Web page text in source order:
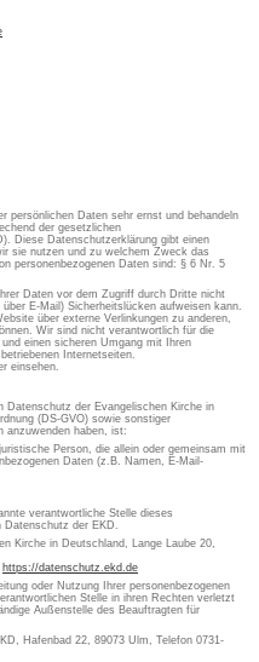
persönlichen Daten sehr ernst und behandeln
der gesetzlichen
Diese Datenschutzerklärung gibt einen
sie nutzen und zu welchem Zweck das
personenbezogenen Daten sind: § 6 Nr. 5
Daten vor dem Zugriff durch Dritte nicht
E-Mail) Sicherheitslücken aufweisen kann.
über externe Verlinkungen zu anderen,
Wir sind nicht verantwortlich für die
einen sicheren Umgang mit Ihren
Internetseiten.
einsehen.
Datenschutz der Evangelischen Kirche in
(DS-GVO) sowie sonstiger
anzuwenden haben, ist:
Person, die allein oder gemeinsam mit
Daten (z.B. Namen, E-Mail-
verantwortliche Stelle dieses
Datenschutz der EKD.
Kirche in Deutschland, Lange Laube 20,
https://datenschutz.ekd.de
oder Nutzung Ihrer personenbezogenen
Stelle in ihren Rechten verletzt
Außenstelle des Beauftragten für
Hafenbad 22, 89073 Ulm, Telefon 0731-